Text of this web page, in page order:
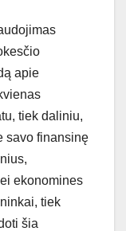
apie
tiek daliniu,
savo finansinę
ekonomines
tiek
šia